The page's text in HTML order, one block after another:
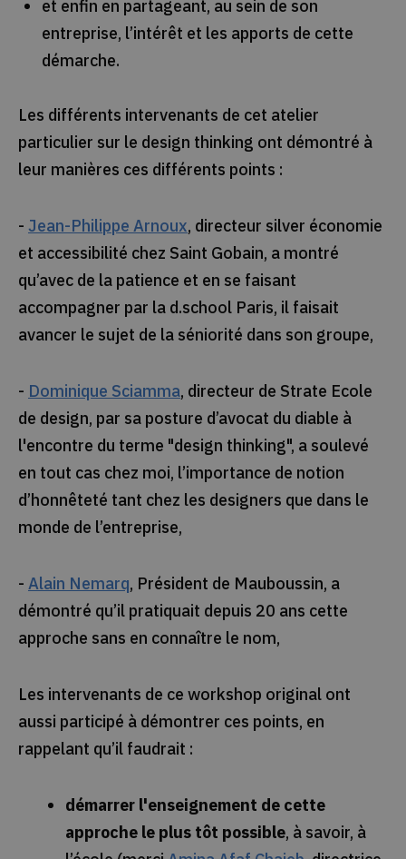
et enfin en partageant, au sein de son
entreprise, l’intérêt et les apports de cette
démarche.
Les différents intervenants de cet atelier
particulier sur le design thinking ont démontré à
leur manières ces différents points :
- Jean-Philippe Arnoux, directeur silver économie
et accessibilité chez Saint Gobain, a montré
qu’avec de la patience et en se faisant
accompagner par la d.school Paris, il faisait
avancer le sujet de la séniorité dans son groupe,
- Dominique Sciamma, directeur de Strate Ecole
de design, par sa posture d’avocat du diable à
l'encontre du terme "design thinking", a soulevé
en tout cas chez moi, l’importance de notion
d’honnêteté tant chez les designers que dans le
monde de l’entreprise,
- Alain Nemarq, Président de Mauboussin, a
démontré qu’il pratiquait depuis 20 ans cette
approche sans en connaître le nom,
Les intervenants de ce workshop original ont
aussi participé à démontrer ces points, en
rappelant qu’il faudrait :
démarrer l'enseignement de cette
approche le plus tôt possible, à savoir, à